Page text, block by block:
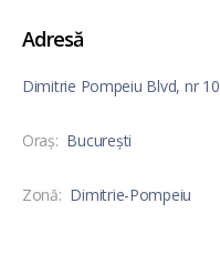
Adresă
Dimitrie Pompeiu Blvd, nr 10
Oraş: București
Zonă: Dimitrie-Pompeiu